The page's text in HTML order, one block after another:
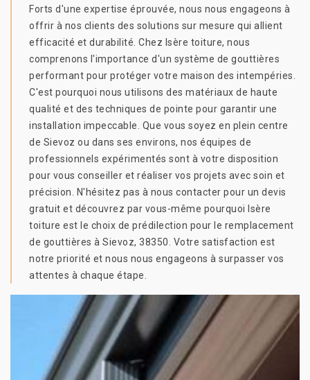
Forts d'une expertise éprouvée, nous nous engageons à
offrir à nos clients des solutions sur mesure qui allient
efficacité et durabilité. Chez Isère toiture, nous
comprenons l'importance d'un système de gouttières
performant pour protéger votre maison des intempéries.
C'est pourquoi nous utilisons des matériaux de haute
qualité et des techniques de pointe pour garantir une
installation impeccable. Que vous soyez en plein centre
de Sievoz ou dans ses environs, nos équipes de
professionnels expérimentés sont à votre disposition
pour vous conseiller et réaliser vos projets avec soin et
précision. N'hésitez pas à nous contacter pour un devis
gratuit et découvrez par vous-même pourquoi Isère
toiture est le choix de prédilection pour le remplacement
de gouttières à Sievoz, 38350. Votre satisfaction est
notre priorité et nous nous engageons à surpasser vos
attentes à chaque étape.